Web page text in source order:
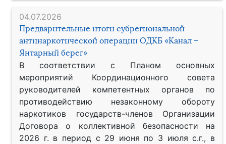
04.07.2026
Предварительные итоги субрегиональной
антинаркотической операции ОДКБ «Канал –
Янтарный берег»
В соответствии с Планом основных
мероприятий Координационного совета
руководителей компетентных органов по
противодействию незаконному обороту
наркотиков государств-членов Организации
Договора о коллективной безопасности на
2026 г. в период с 29 июня по 3 июля с.г., в